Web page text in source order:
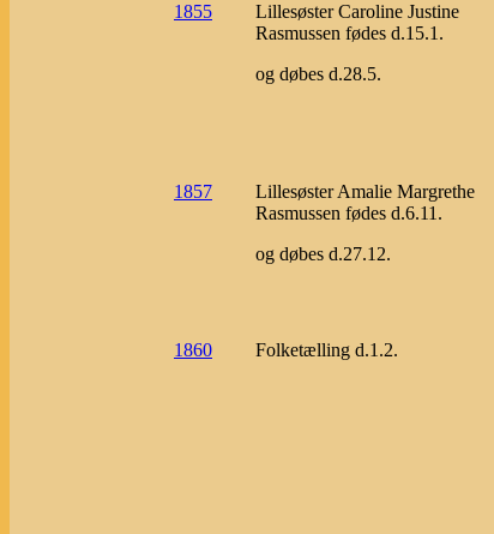
1855
Lillesøster Caroline Justine
Rasmussen fødes d.15.1.
og døbes d.28.5.
1857
Lillesøster Amalie Margrethe
Rasmussen fødes d.6.11.
og døbes d.27.12.
1860
Folketælling d.1.2.